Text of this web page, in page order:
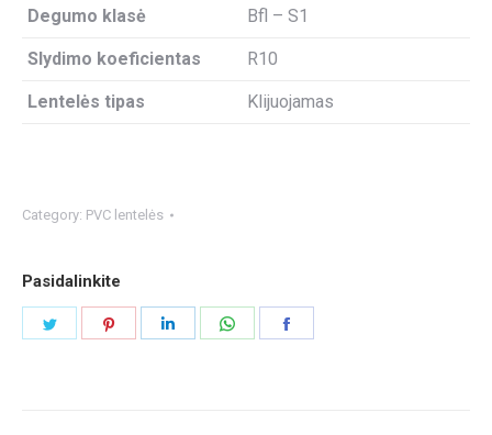
Degumo klasė Bfl – S1
Slydimo koeficientas R10
Lentelės tipas Klijuojamas
Category: PVC lentelės
Pasidalinkite